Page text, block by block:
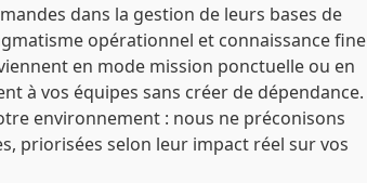
dans la gestion de leurs bases de
opérationnel et connaissance fine
en mode mission ponctuelle ou en
à vos équipes sans créer de dépendance.
environnement : nous ne préconisons
priorisées selon leur impact réel sur vos